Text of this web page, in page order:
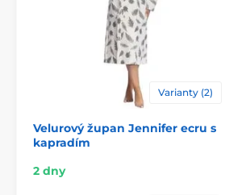
Varianty (2)
Velurový župan Jennifer ecru s
kapradím
2 dny